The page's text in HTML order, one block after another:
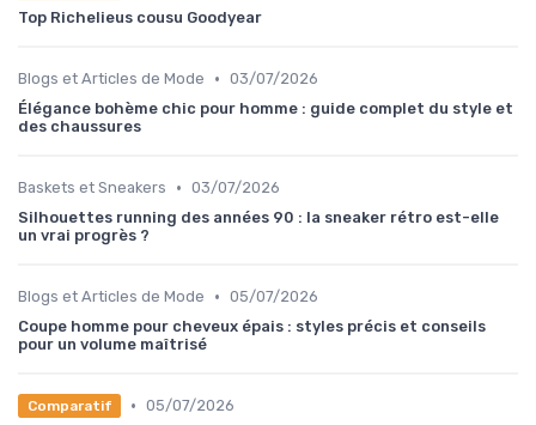
Top Richelieus cousu Goodyear
Blogs et Articles de Mode • 03/07/2026
Élégance bohème chic pour homme : guide complet du style et
des chaussures
Baskets et Sneakers • 03/07/2026
Silhouettes running des années 90 : la sneaker rétro est-elle
un vrai progrès ?
Blogs et Articles de Mode • 05/07/2026
Coupe homme pour cheveux épais : styles précis et conseils
pour un volume maîtrisé
Comparatif • 05/07/2026